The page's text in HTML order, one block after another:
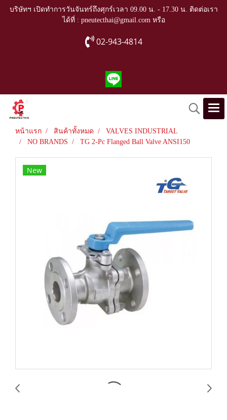
บริษัทฯ เปิดทำการวันจันทร์ถึงศุกร์เวลา 09.00 น. - 17.30 น. ติดต่อเรา
ได้ที่ : pneutecthai@gmail.com หรือ
02-943-4814
หน้าแรก สินค้าทั้งหมด
VALVES INDUSTRIAL
NO BRANDS
TG 2-Pc Flanged Ball Valve ANSI150
New